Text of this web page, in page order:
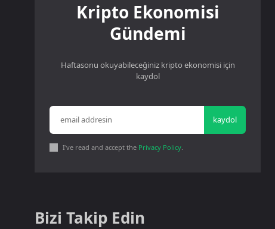
Kripto Ekonomisi
Gündemi
Haftasonu okuyabileceğiniz kripto ekonomisi için
kaydol
kaydol
I've read and accept the Privacy Policy.
Bizi Takip Edin